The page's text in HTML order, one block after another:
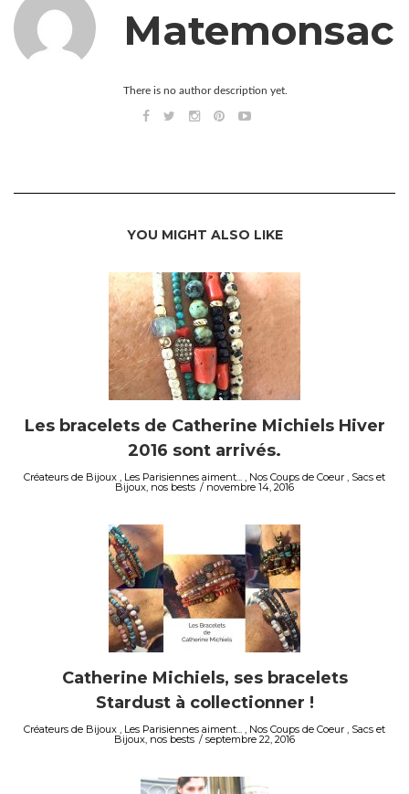
Matemonsac
There is no author description yet.
YOU MIGHT ALSO LIKE
Les bracelets de Catherine Michiels Hiver
2016 sont arrivés.
Créateurs de Bijoux , Les Parisiennes aiment... , Nos Coups de Coeur , Sacs et
Bijoux, nos bests novembre 14, 2016
Catherine Michiels, ses bracelets
Stardust à collectionner !
Créateurs de Bijoux , Les Parisiennes aiment... , Nos Coups de Coeur , Sacs et
Bijoux, nos bests septembre 22, 2016